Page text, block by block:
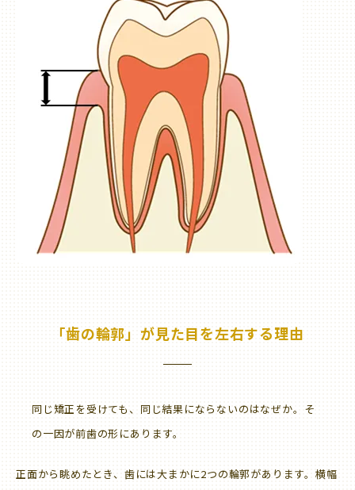
「歯の輪郭」が見た目を左右する理由
同じ矯正を受けても、同じ結果にならないのはなぜか。そ
の一因が前歯の形にあります。
正面から眺めたとき、歯には大まかに2つの輪郭があります。横幅